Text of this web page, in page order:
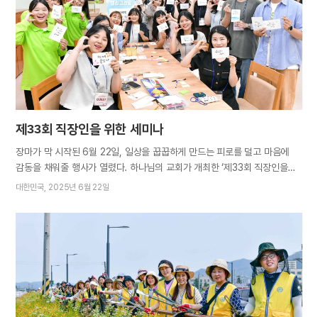
더 컸다. 창원, 김해, 진주, 통영, 거제 등 인근 지역 성도들은
특별재난지역으로 선포된 산청군과 합천군의 8개 마을로 달려가 수재민들의
집 안에 가득 쌓인 진흙과 오물 등을 퍼내고 가재도구를 닦아내는 한편,
비닐하우스와…
제33회 직장인을 위한 세미나
장마가 막 시작된 6월 22일, 일상을 꿉꿉하게 만드는 피로를 덜고 마음에
감동을 채워줄 행사가 열렸다. 하나님의 교회가 개최한 ‘제33회 직장인을
위한 세미나’다. 인천낙섬교회에서 열린 행사에 경기·인천권 성도와 지인 등
명이 동참했다. 이날 교회 1층에서는 ‘2025 가족 사랑 캠페인’이 부대행사로
진행됐다. 참석자들은 부모님과 관련한 질문이 적힌 패널을 보고 골똘히
생각하며 부모님과의 심리적 거리를 측정하거나, ‘가족, 언제 생각나세요?’
등 패널 속 질문에 사뭇 진지한 표정으로 답을 쓰기도 했다. 이 외에
포토존에서 개성 넘치는 소품을 착용한 채 함께 사진을 찍고, 캘리그래피
엽서 코너에서 응원 문구가 적힌 엽서를 고르며 지인들과 추억을 쌓았다.
오후 1시경 시작된 행사의 첫 순서는 힐링 연주회가 장식했다. 하나님의 교회
대한민국 2025년 6월 22일